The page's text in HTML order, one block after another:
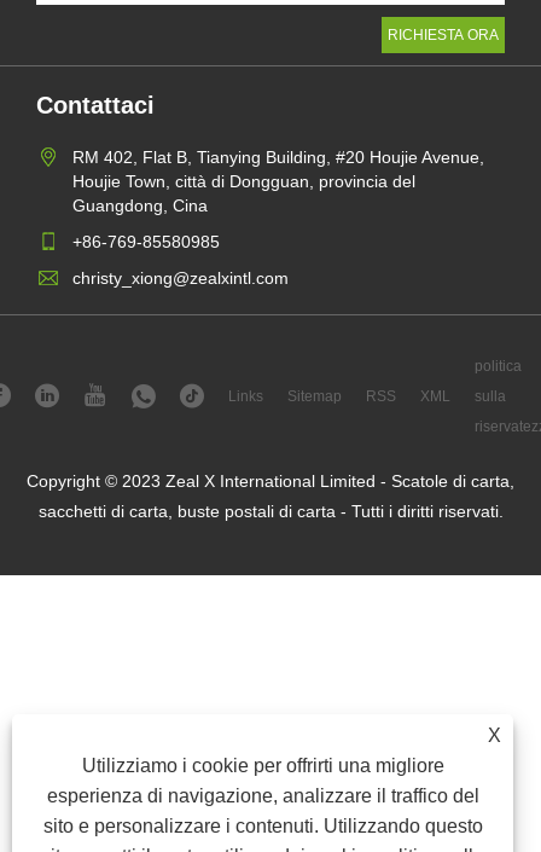
X
Utilizziamo i cookie per offrirti una migliore
esperienza di navigazione, analizzare il traffico del
sito e personalizzare i contenuti. Utilizzando questo
Contattaci
RM 402, Flat B, Tianying Building, #20 Houjie Avenue,
Houjie Town, città di Dongguan, provincia del
Guangdong, Cina
+86-769-85580985
christy_xiong@zealxintl.com
Links Sitemap RSS XML
politica
sulla
Copyright © 2023 Zeal X International Limited - Scatole di carta,
sacchetti di carta, buste postali di carta - Tutti i diritti riservati.